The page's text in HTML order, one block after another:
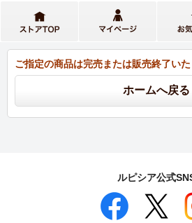
ご指定の商品は完売または販売終了いた
ルピシア公式